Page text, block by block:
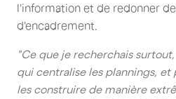
l'information et de redonner
d'encadrement.
"Ce que je recherchais surtout,
qui centralise les plannings,
les construire de manière